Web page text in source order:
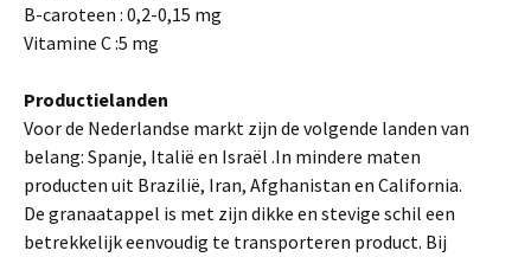
B-caroteen : 0,2-0,15 mg
Vitamine C :5 mg
Productielanden
Voor de Nederlandse markt zijn de volgende landen van
belang: Spanje, Italië en Israël .In mindere maten
producten uit Brazilië, Iran, Afghanistan en California.
De granaatappel is met zijn dikke en stevige schil een
betrekkelijk eenvoudig te transporteren product. Bij